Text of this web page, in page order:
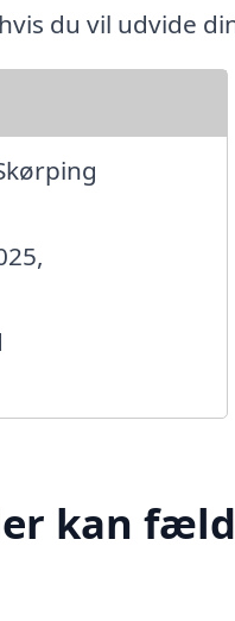
du vil udvide
kan